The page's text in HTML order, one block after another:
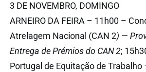
3 DE NOVEMBRO, DOMINGO
ARNEIRO DA FEIRA – 11h00 –
Atrelagem Nacional (CAN 2) —
Entrega de Prémios do CAN 2;
Portugal de Equitação de Trabalho